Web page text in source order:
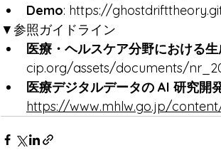
Demo: https://
▼参照ガイドライン
医療・ヘルスケア分野における
cip.org/assets/documents/
医療デジタルデータの AI 研究開
https://www.mhlw.go.jp/